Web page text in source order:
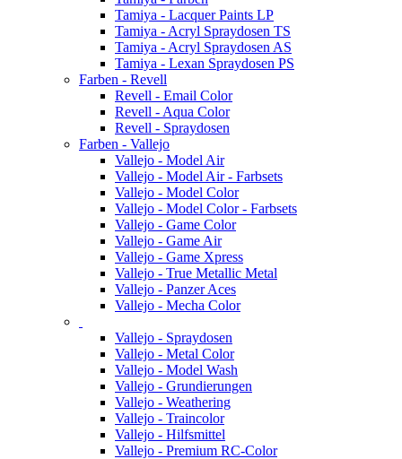
Tamiya - Lacquer Paints LP
Tamiya - Acryl Spraydosen TS
Tamiya - Acryl Spraydosen AS
Tamiya - Lexan Spraydosen PS
Farben - Revell
Revell - Email Color
Revell - Aqua Color
Revell - Spraydosen
Farben - Vallejo
Vallejo - Model Air
Vallejo - Model Air - Farbsets
Vallejo - Model Color
Vallejo - Model Color - Farbsets
Vallejo - Game Color
Vallejo - Game Air
Vallejo - Game Xpress
Vallejo - True Metallic Metal
Vallejo - Panzer Aces
Vallejo - Mecha Color
Vallejo - Spraydosen
Vallejo - Metal Color
Vallejo - Model Wash
Vallejo - Grundierungen
Vallejo - Weathering
Vallejo - Traincolor
Vallejo - Hilfsmittel
Vallejo - Premium RC-Color